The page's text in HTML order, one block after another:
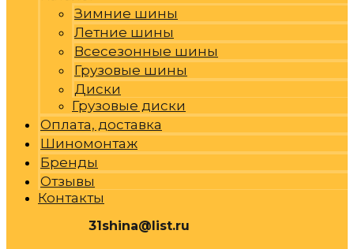
Зимние шины
Летние шины
Всесезонные шины
Грузовые шины
Диски
Грузовые диски
Оплата, доставка
Шиномонтаж
Бренды
Отзывы
Контакты
31shina@list.ru